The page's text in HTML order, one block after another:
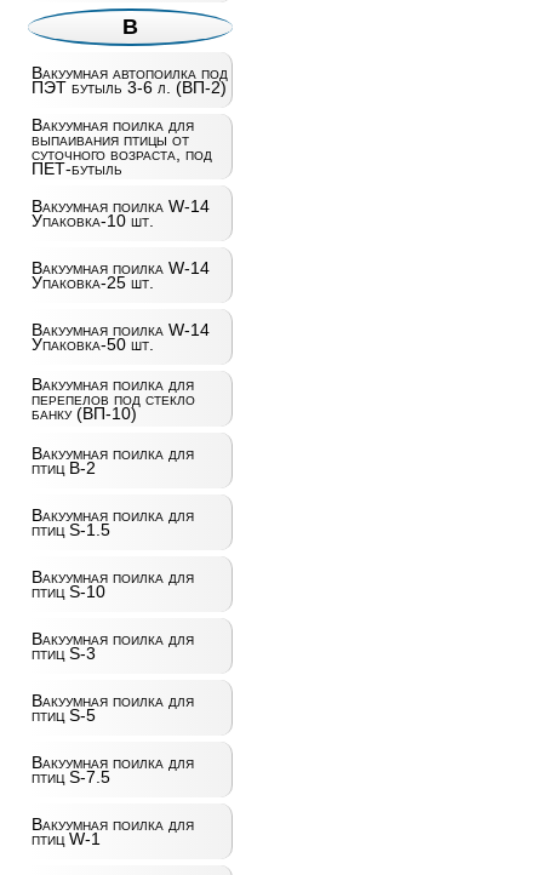
В
Вакуумная автопоилка под
ПЭТ бутыль 3-6 л. (ВП-2)
Вакуумная поилка для
выпаивания птицы от
суточного возраста, под
ПЕТ-бутыль
Вакуумная поилка W-14
Упаковка-10 шт.
Вакуумная поилка W-14
Упаковка-25 шт.
Вакуумная поилка W-14
Упаковка-50 шт.
Вакуумная поилка для
перепелов под стекло
банку (ВП-10)
Вакуумная поилка для
птиц B-2
Вакуумная поилка для
птиц S-1.5
Вакуумная поилка для
птиц S-10
Вакуумная поилка для
птиц S-3
Вакуумная поилка для
птиц S-5
Вакуумная поилка для
птиц S-7.5
Вакуумная поилка для
птиц W-1